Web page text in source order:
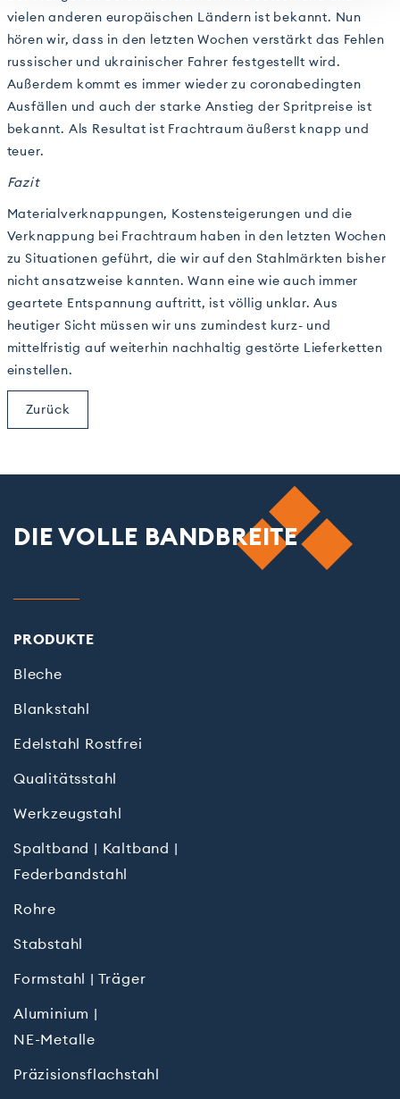
vielen anderen europäischen Ländern ist bekannt. Nun
hören wir, dass in den letzten Wochen verstärkt das Fehlen
russischer und ukrainischer Fahrer festgestellt wird.
Außerdem kommt es immer wieder zu coronabedingten
Ausfällen und auch der starke Anstieg der Spritpreise ist
bekannt. Als Resultat ist Frachtraum äußerst knapp und
teuer.
Fazit
Materialverknappungen, Kostensteigerungen und die
Verknappung bei Frachtraum haben in den letzten Wochen
zu Situationen geführt, die wir auf den Stahlmärkten bisher
nicht ansatzweise kannten. Wann eine wie auch immer
geartete Entspannung auftritt, ist völlig unklar. Aus
heutiger Sicht müssen wir uns zumindest kurz- und
mittelfristig auf weiterhin nachhaltig gestörte Lieferketten
einstellen.
Zurück
DIE VOLLE BANDBREITE
PRODUKTE
Bleche
Blankstahl
Edelstahl Rostfrei
Qualitätsstahl
Werkzeugstahl
Spaltband | Kaltband |
Federbandstahl
Rohre
Stabstahl
Formstahl | Träger
Aluminium |
NE-Metalle
Präzisions­flach­stahl